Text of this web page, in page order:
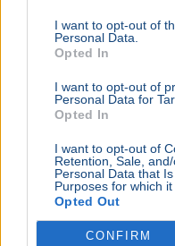
I want to opt-out of
Personal Data.
Opted In
I want to opt-out of
Personal Data for
Opted In
I want to opt-out of
Retention, Sale,
Personal Data that
Purposes for which it
Opted Out
CONFIRM